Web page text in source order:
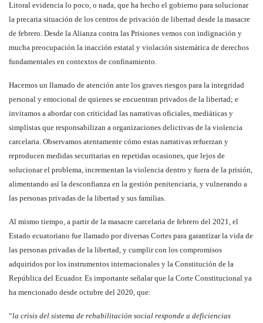
Litoral evidencia lo poco, o nada, que ha hecho el gobierno para solucionar
la precaria situación de los centros de privación de libertad desde la masacre
de febrero. Desde la Alianza contra las Prisiones vemos con indignación y
mucha preocupación la inacción estatal y violación sistemática de derechos
fundamentales en contextos de confinamiento.
Hacemos un llamado de atención ante los graves riesgos para la integridad
personal y emocional de quienes se encuentran privados de la libertad; e
invitamos a abordar con criticidad las narrativas oficiales, mediáticas y
simplistas que responsabilizan a organizaciones delictivas de la violencia
carcelaria. Observamos atentamente cómo estas narrativas refuerzan y
reproducen medidas securitarias en repetidas ocasiones, que lejos de
solucionar el problema, incrementan la violencia dentro y fuera de la prisión,
alimentando así la desconfianza en la gestión penitenciaria, y vulnerando a
las personas privadas de la libertad y sus familias.
Al mismo tiempo, a partir de la masacre carcelaria de febrero del 2021, el
Estado ecuatoriano fue llamado por diversas Cortes para garantizar la vida de
las personas privadas de la libertad, y cumplir con los compromisos
adquiridos por los instrumentos internacionales y la Constitución de la
República del Ecuador. Es importante señalar que la Corte Constitucional ya
ha mencionado desde octubre del 2020, que:
“la crisis del sistema de rehabilitación social responde a deficiencias